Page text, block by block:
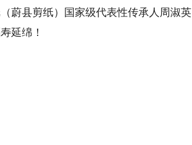
蔚县剪纸）国家级代表性传承人周淑英
延绵！